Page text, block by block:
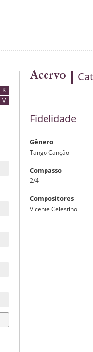
K
V
Acervo
Fidelidade
Gênero
Tango Canção
Compasso
2/4
Compositores
Vicente Celestino